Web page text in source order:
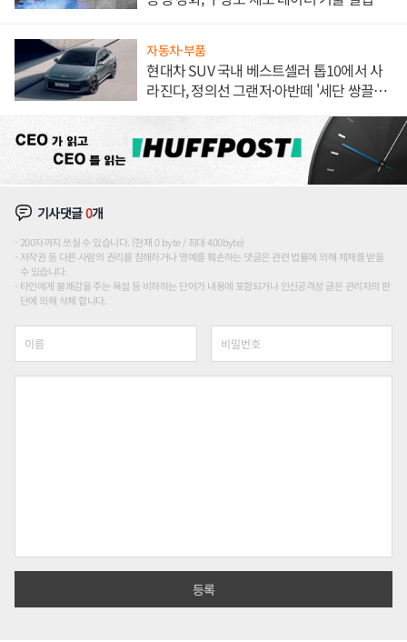
자동차·부품
현대차 SUV 국내 베스트셀러 톱10에서 사
라진다, 정의선 그랜저·아반떼 '세단 쌍끌
기사댓글0개
200자까지 쓰실 수 있습니다. (현재 0 byte / 최대 400byte)
저작권 등 다른 사람의 권리를 침해하거나 명예를 훼손하는 댓글은 관련 법률에 의해 제재를 받을
수 있습니다.
타인에게 불쾌감을 주는 욕설 등 비하하는 단어가 내용에 포함되거나 인신공격성 글은 관리자의 판
단에 의해 삭제 합니다.